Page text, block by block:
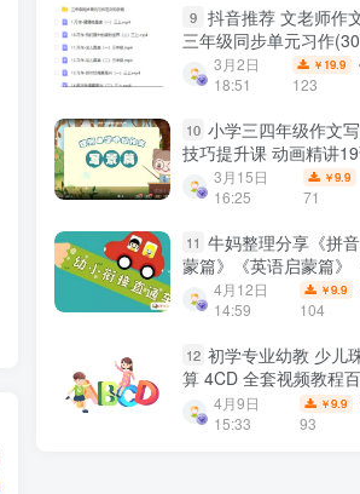
9 抖音推荐 文老师作
三年级同步单元习作
时) 百度网盘下载
3月2日
18:51
￥ 19.9
123
10 小学三四年级作文
技巧提升课 动画精讲
MP4视频网课 百度网盘
3月15日
16:25
￥9.9
71
11 牛妈整理分享《拼
蒙篇》《英语启蒙篇》
学启蒙篇》三合一资料
度网盘下载
4月12日
14:59
￥9.9
104
12 初学专业幼教 少儿
算 4CD 全套视频教程
网盘下载
4月9日
15:33
￥9.9
93